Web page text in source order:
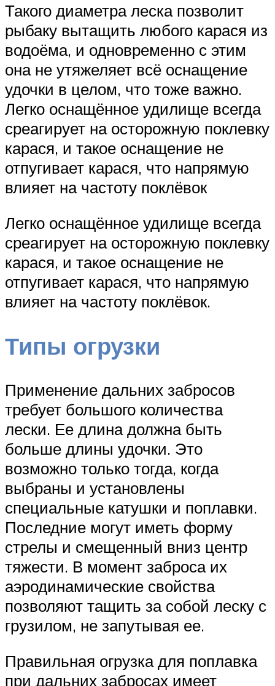
Такого диаметра леска позволит
рыбаку вытащить любого карася из
водоёма, и одновременно с этим
она не утяжеляет всё оснащение
удочки в целом, что тоже важно.
Легко оснащённое удилище всегда
среагирует на осторожную поклевку
карася, и такое оснащение не
отпугивает карася, что напрямую
влияет на частоту поклёвок
Легко оснащённое удилище всегда
среагирует на осторожную поклевку
карася, и такое оснащение не
отпугивает карася, что напрямую
влияет на частоту поклёвок.
Типы огрузки
Применение дальних забросов
требует большого количества
лески. Ее длина должна быть
больше длины удочки. Это
возможно только тогда, когда
выбраны и установлены
специальные катушки и поплавки.
Последние могут иметь форму
стрелы и смещенный вниз центр
тяжести. В момент заброса их
аэродинамические свойства
позволяют тащить за собой леску с
грузилом, не запутывая ее.
Правильная огрузка для поплавка
при дальних забросах имеет